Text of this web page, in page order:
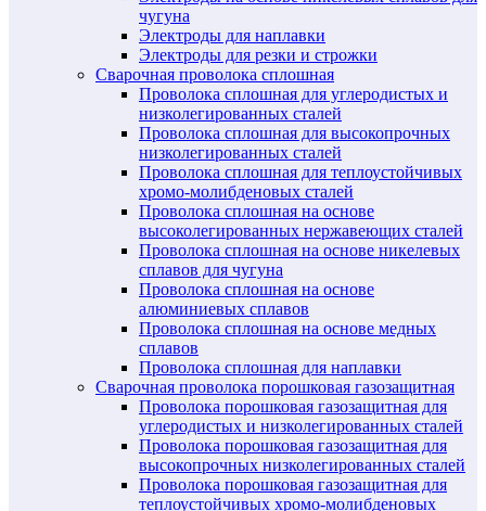
чугуна
Электроды для наплавки
Электроды для резки и строжки
Сварочная проволока сплошная
Проволока сплошная для углеродистых и
низколегированных сталей
Проволока сплошная для высокопрочных
низколегированных сталей
Проволока сплошная для теплоустойчивых
хромо-молибденовых сталей
Проволока сплошная на основе
высоколегированных нержавеющих сталей
Проволока сплошная на основе никелевых
сплавов для чугуна
Проволока сплошная на основе
алюминиевых сплавов
Проволока сплошная на основе медных
сплавов
Проволока сплошная для наплавки
Сварочная проволока порошковая газозащитная
Проволока порошковая газозащитная для
углеродистых и низколегированных сталей
Проволока порошковая газозащитная для
высокопрочных низколегированных сталей
Проволока порошковая газозащитная для
теплоустойчивых хромо-молибденовых